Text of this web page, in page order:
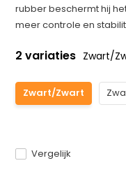
rubber beschermt hij
meer controle en
2 variaties Zwart/
Zwart/Zwart
Vergelijk